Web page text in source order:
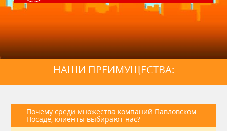
НАШИ ПРЕИМУЩЕСТВА:
Почему среди множества компаний Павловском
Посаде, клиенты выбирают нас?